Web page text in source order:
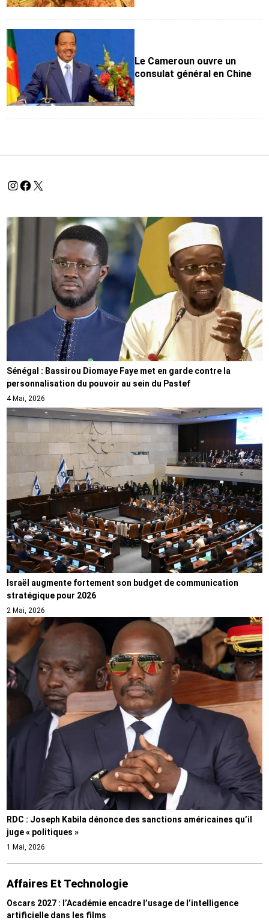
Le Cameroun ouvre un
consulat général en Chine
Sénégal : Bassirou Diomaye Faye met en garde contre la
personnalisation du pouvoir au sein du Pastef
4 Mai, 2026
Israël augmente fortement son budget de communication
stratégique pour 2026
2 Mai, 2026
RDC : Joseph Kabila dénonce des sanctions américaines qu’il
juge « politiques »
1 Mai, 2026
Affaires Et Technologie
Oscars 2027 : l’Académie encadre l’usage de l’intelligence
artificielle dans les films